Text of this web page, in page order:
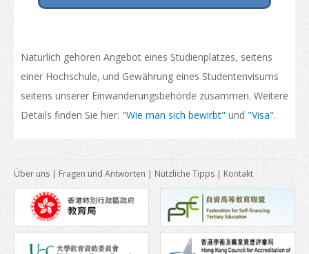
Geld zählt
Transportwesen
Karte
Studentenstimmen
Ozeanien
Europa
Amerika
Natürlich gehören Angebot eines Studienplatzes, seitens
einer Hochschule, und Gewährung eines Studentenvisums
seitens unserer Einwanderungsbehörde zusammen. Weitere
Details finden Sie hier: "Wie man sich bewirbt" und "Visa".
Über uns | Fragen und Antworten | Nützliche Tipps | Kontakt